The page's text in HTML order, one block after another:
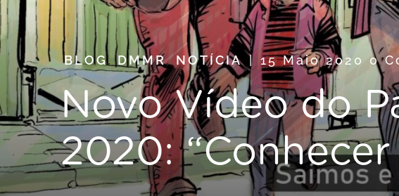
BLOG,DMMR,NOTÍCIA 15 Maio 2020 0
Novo Vídeo do
2020: